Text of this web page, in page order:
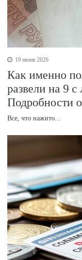
19 июня 2026
Как именно
развели на 9
Подробности
Все, что нажито...